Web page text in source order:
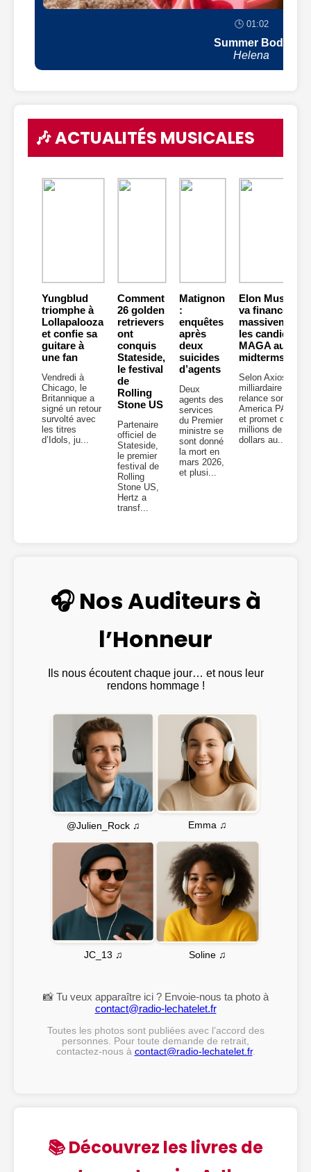
🕒 01:02
Summer Body
Helena
🎶 ACTUALITÉS MUSICALES
Yungblud
triomphe à
Lollapalooza
et confie sa
guitare à
une fan
Vendredi à
Chicago, le
Britannique a
signé un retour
survolté avec
les titres
d’Idols, ju...
Comment
26 golden
retrievers
ont
conquis
Stateside,
le festival
de
Rolling
Stone US
Partenaire
officiel de
Stateside,
le premier
festival de
Rolling
Stone US,
Hertz a
transf...
Matignon
:
enquêtes
après
deux
suicides
d’agents
Deux
agents des
services
du Premier
ministre se
sont donné
la mort en
mars 2026,
et plusi...
Elon Musk
va financer
massivement
les candidats
MAGA aux
midterms
Selon Axios, le
milliardaire
relance son
America PAC
et promet des
millions de
dollars au...
🎧 Nos Auditeurs à
l’Honneur
Ils nous écoutent chaque jour… et nous leur
rendons hommage !
@Julien_Rock ♫ Emma ♫
JC_13 ♫ Soline ♫
📸 Tu veux apparaître ici ? Envoie-nous ta photo à
contact@radio-lechatelet.fr
Toutes les photos sont publiées avec l’accord des
personnes. Pour toute demande de retrait,
contactez-nous à contact@radio-lechatelet.fr.
📚 Découvrez les livres de